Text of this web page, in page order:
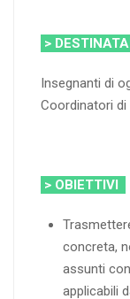
>
Insegnanti di
Coordinatori
> OBIETTIVI
concreta,
assunti
applicabili